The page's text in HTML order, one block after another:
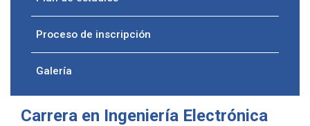
Proceso de inscripción
Galería
Carrera en Ingeniería Electrónica